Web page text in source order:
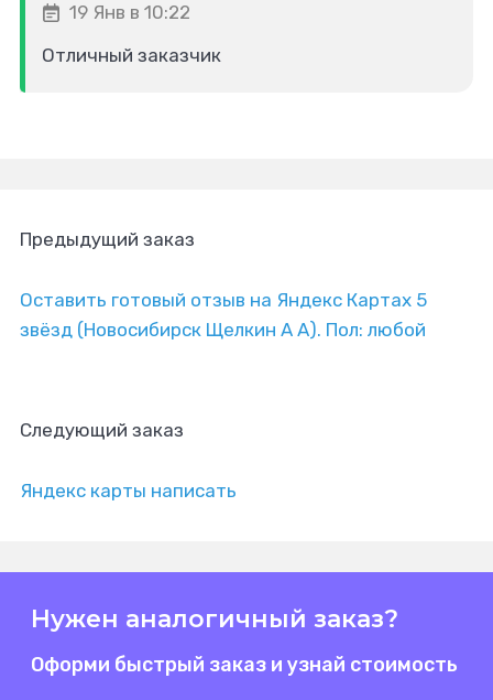
19 Янв в 10:22
Отличный заказчик
Предыдущий заказ
Оставить готовый отзыв на Яндекс Картах 5
звёзд (Новосибирск Щелкин А А). Пол: любой
Следующий заказ
Яндекс карты написать
Нужен аналогичный заказ?
Оформи быстрый заказ и узнай стоимость